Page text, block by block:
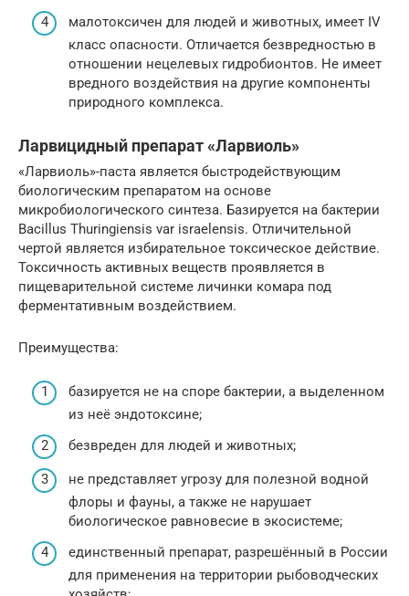
малотоксичен для людей и животных, имеет IV
класс опасности. Отличается безвредностью в
отношении нецелевых гидробионтов. Не имеет
вредного воздействия на другие компоненты
природного комплекса.
Ларвицидный препарат «Ларвиоль»
«Ларвиоль»-паста является быстродействующим
биологическим препаратом на основе
микробиологического синтеза. Базируется на бактерии
Bacillus Thuringiensis var israelensis. Отличительной
чертой является избирательное токсическое действие.
Токсичность активных веществ проявляется в
пищеварительной системе личинки комара под
ферментативным воздействием.
Преимущества:
базируется не на споре бактерии, а выделенном
из неё эндотоксине;
безвреден для людей и животных;
не представляет угрозу для полезной водной
флоры и фауны, а также не нарушает
биологическое равновесие в экосистеме;
единственный препарат, разрешённый в России
для применения на территории рыбоводческих